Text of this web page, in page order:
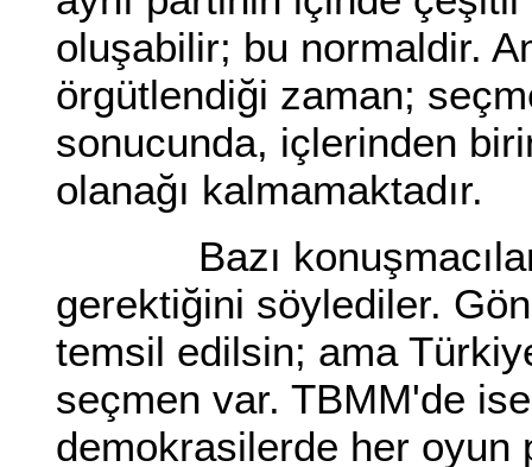
oluşabilir; bu normaldir.
örgütlendiği zaman;
sonucunda, içlerinden
olanağı kalmamaktadır.
Bazı konuşmacılar
gerektiğini söylediler.
temsil edilsin; ama
seçmen var. TBMM'de
demokrasilerde her oyun